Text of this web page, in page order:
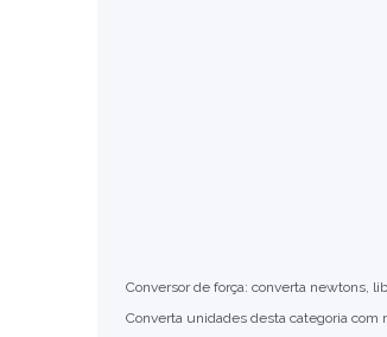
Conversor de força: converta newtons,
Converta unidades desta categoria